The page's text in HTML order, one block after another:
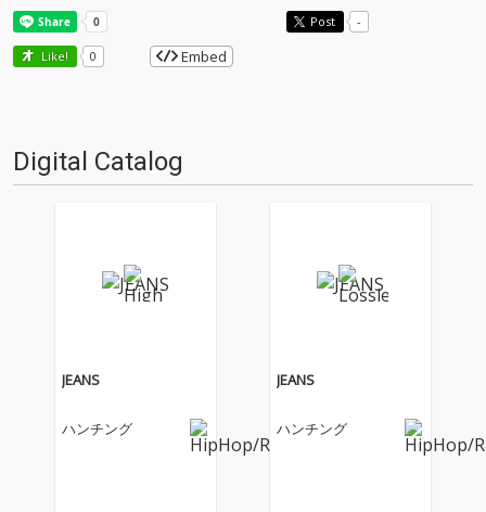
Post -
Like! 0 Embed
Digital Catalog
JEANS
ハンチング
JEANS
ハンチング